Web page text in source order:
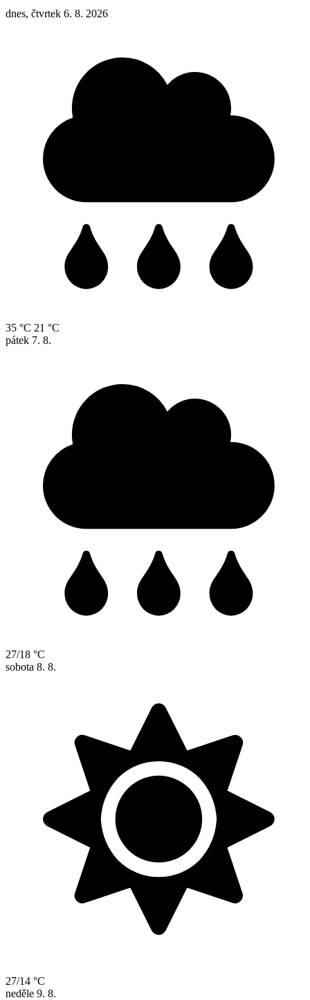
dnes, čtvrtek 6. 8. 2026
35 °C 21 °C
pátek 7. 8.
27/18 °C
sobota 8. 8.
27/14 °C
neděle 9. 8.